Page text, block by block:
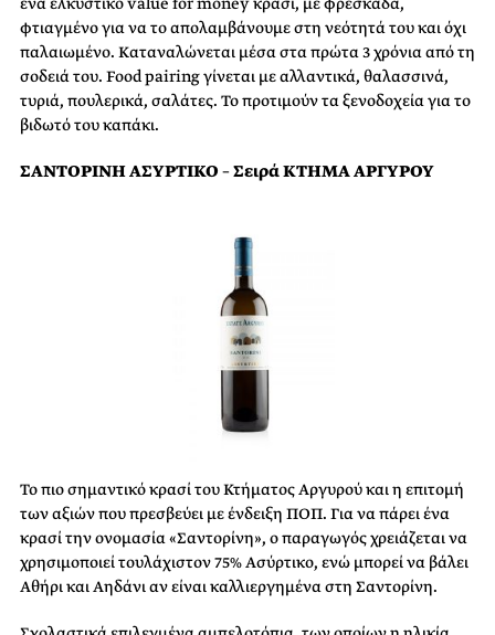
φτιαγμένο για να το απολαμβάνουμε στη νεότητά του και όχι
παλαιωμένο. Καταναλώνεται μέσα στα πρώτα 3 χρόνια από τη
σοδειά του. Food pairing γίνεται με αλλαντικά, θαλασσινά,
τυριά, πουλερικά, σαλάτες. Το προτιμούν τα ξενοδοχεία για το
βιδωτό του καπάκι.
ΣΑΝΤΟΡΙΝΗ ΑΣΥΡΤΙΚΟ – Σειρά ΚΤΗΜΑ ΑΡΓΥΡΟΥ
Το πιο σημαντικό κρασί του Κτήματος Αργυρού και η επιτομή
των αξιών που πρεσβεύει με ένδειξη ΠΟΠ. Για να πάρει ένα
κρασί την ονομασία «Σαντορίνη», ο παραγωγός χρειάζεται να
χρησιμοποιεί τουλάχιστον 75% Ασύρτικο, ενώ μπορεί να βάλει
Αθήρι και Αηδάνι αν είναι καλλιεργημένα στη Σαντορίνη.